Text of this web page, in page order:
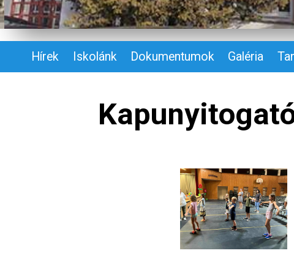
Hírek Iskolánk Dokumentumok Galéria